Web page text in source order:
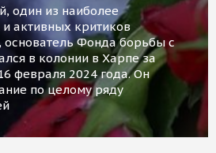
один из наиболее
активных критиков
Фонда борьбы с
в колонии в Харпе за
февраля 2024 года. Он
по целому ряду